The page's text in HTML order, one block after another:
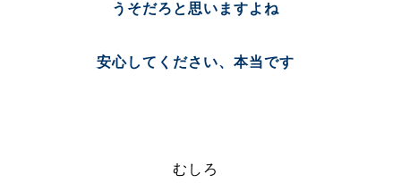
うそだろと思いますよね
安心してください、本当です
むしろ